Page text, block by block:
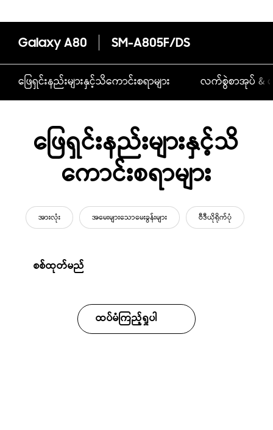
Galaxy A80 SM-A805F/DS
ဖြေရှင်းနည်းများနှင့်သိကောင်းစရာများ လက်စွဲစာအုပ် & ဒ
ဖြေရှင်းနည်းများနှင့်သိ
ကောင်းစရာများ
အားလုံး အမေးများသောမေးခွန်းများ ဗီဒီယိုရိုက်ပုံ
စစ်ထုတ်မည်
ထပ်မံကြည့်ရှုပါ